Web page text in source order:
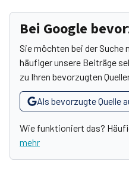
Bei Google
Sie möchten bei der
häufiger unsere Beiträge
zu Ihren bevorzugten
Als bevorzugte Quelle
Wie funktioniert das?
mehr